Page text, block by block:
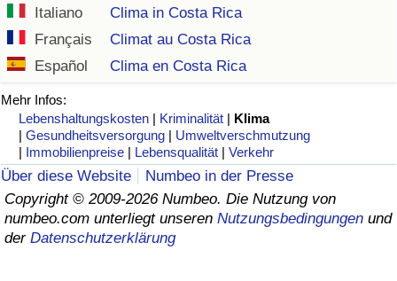
Italiano
Clima in Costa Rica
Français
Climat au Costa Rica
Español
Clima en Costa Rica
Mehr Infos:
Lebenshaltungskosten | Kriminalität | Klima
|Gesundheitsversorgung | Umweltverschmutzung
| Immobilienpreise | Lebensqualität |Verkehr
Über diese Website
Numbeo in der Presse
Copyright © 2009-2026 Numbeo. Die Nutzung von
numbeo.com unterliegt unseren Nutzungsbedingungen und
der Datenschutzerklärung
Kriminalitätsindex nach Land
Gesundheitsversorgungs-Index (aktuell)
Gesundheitsversorgungs-Index
Gesundheitsversorgungs-Index nach Land